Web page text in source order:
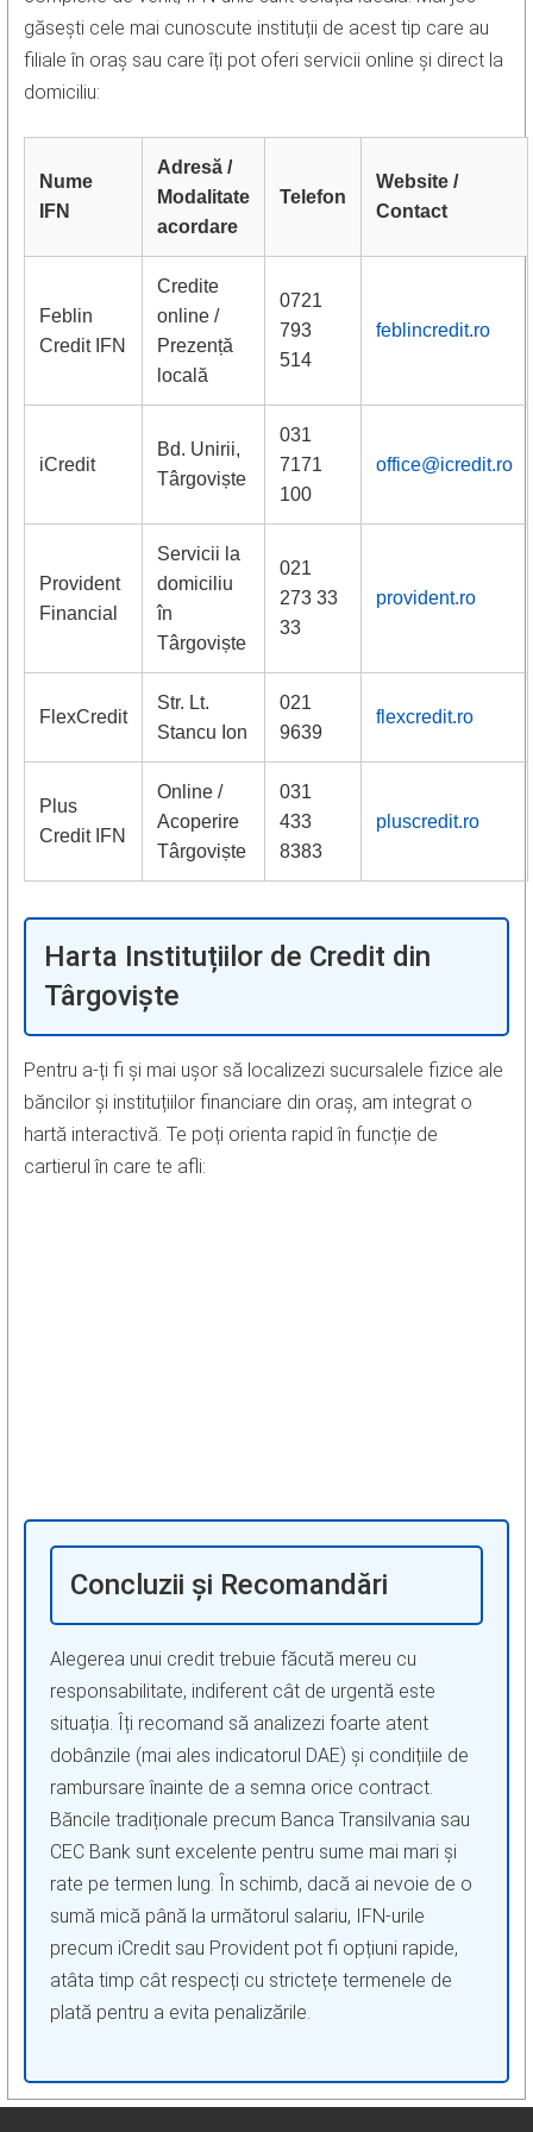
găsești cele mai cunoscute instituții de acest tip care au
filiale în oraș sau care îți pot oferi servicii online și direct la
domiciliu:
Nume
IFN
Adresă /
Modalitate
acordare
Telefon
Website /
Contact
Feblin
Credit IFN
Credite
online /
Prezență
locală
0721
793
514
feblincredit.ro
iCredit
Bd. Unirii,
Târgoviște
031
7171
100
office@icredit.ro
Provident
Financial
Servicii la
domiciliu
în
Târgoviște
021
273 33
33
provident.ro
FlexCredit
Str. Lt.
Stancu Ion
021
9639
flexcredit.ro
Plus
Credit IFN
Online /
Acoperire
Târgoviște
031
433
8383
pluscredit.ro
Harta Instituțiilor de Credit din
Târgoviște
Pentru a-ți fi și mai ușor să localizezi sucursalele fizice ale
băncilor și instituțiilor financiare din oraș, am integrat o
hartă interactivă. Te poți orienta rapid în funcție de
cartierul în care te afli:
Concluzii și Recomandări
Alegerea unui credit trebuie făcută mereu cu
responsabilitate, indiferent cât de urgentă este
situația. Îți recomand să analizezi foarte atent
dobânzile (mai ales indicatorul DAE) și condițiile de
rambursare înainte de a semna orice contract.
Băncile tradiționale precum Banca Transilvania sau
CEC Bank sunt excelente pentru sume mai mari și
rate pe termen lung. În schimb, dacă ai nevoie de o
sumă mică până la următorul salariu, IFN-urile
precum iCredit sau Provident pot fi opțiuni rapide,
atâta timp cât respecți cu strictețe termenele de
plată pentru a evita penalizările.